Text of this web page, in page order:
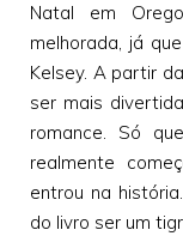
Natal em
melhorada, já
Kelsey. A partir
ser mais
romance. Só
realmente
entrou na
do livro ser um